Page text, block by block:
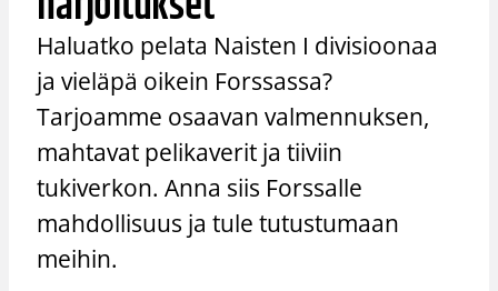
Haluatko pelata Naisten I divisioonaa
ja vieläpä oikein Forssassa?
Tarjoamme osaavan valmennuksen,
mahtavat pelikaverit ja tiiviin
tukiverkon. Anna siis Forssalle
mahdollisuus ja tule tutustumaan
meihin.